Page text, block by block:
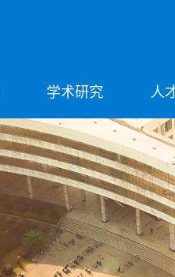
学术研究 人